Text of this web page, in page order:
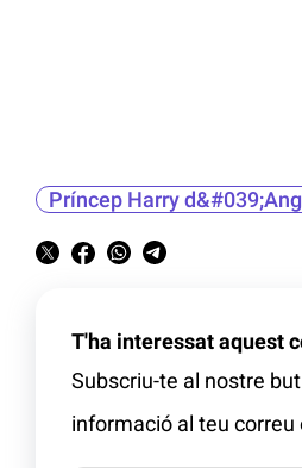
Príncep Harry
T'ha interessat aquest
Subscriu-te al nostre
informació al teu correu